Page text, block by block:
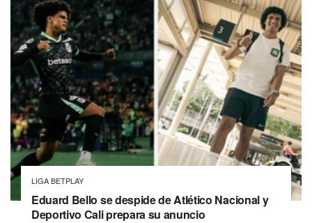
LIGA BETPLAY
Eduard Bello se despide de Atlético Nacional y
Deportivo Cali prepara su anuncio